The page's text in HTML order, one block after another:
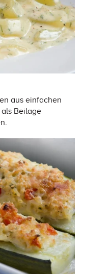
aus einfachen
Beilage